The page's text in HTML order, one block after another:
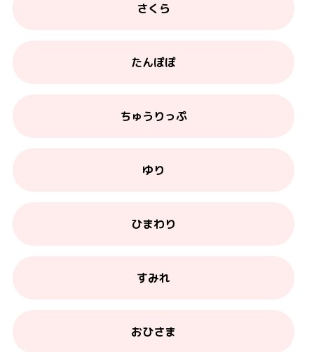
さくら
たんぽぽ
ちゅうりっぷ
ゆり
ひまわり
すみれ
おひさま